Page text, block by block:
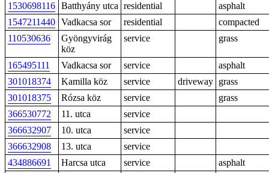
1530698116 Batthyány utca residential
asphalt
1547211440 Vadkacsa sor residential
compacted
110530636
Gyöngyvirág
köz
service grass
165495111 Vadkacsa sor service
asphalt
301018374
Kamilla köz service driveway grass
301018375
Rózsa köz service
grass
366530772
11. utca
service
366632907
10. utca
service
366632908
13. utca
service
434886691
Harcsa utca service
asphalt